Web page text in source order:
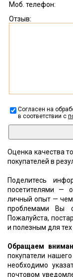
Моб. телефон:
Отзыв:
Согласен на
в соответствии с
Оценка качества
покупателей в
Поделитесь
посетителями —
личный опыт — чем
проблемами Вы
Пожалуйста,
и полезным для тех
Обращаем
покупатели
необходимо
почтовом